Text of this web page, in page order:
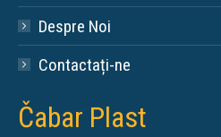
Despre Noi
Contactați-ne
Čabar Plast